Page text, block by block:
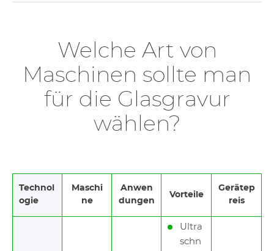
Welche Art von
Maschinen sollte man
für die Glasgravur
wählen?
Technol
ogie
Maschi
ne
Anwen
dungen
Vorteile
Gerätep
reis
Ultra
schn